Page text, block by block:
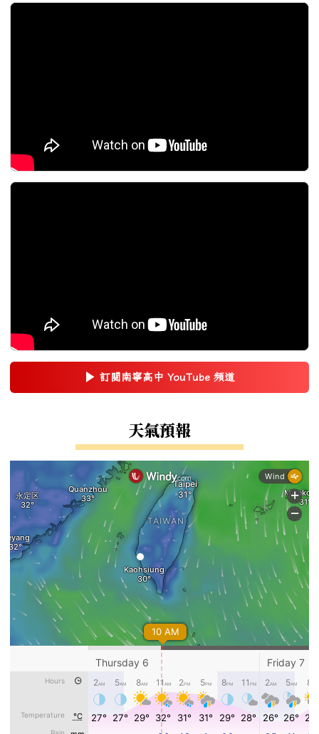
▶ 訂閱南寧高中 YouTube 頻道
(另開新視窗)
天氣預報